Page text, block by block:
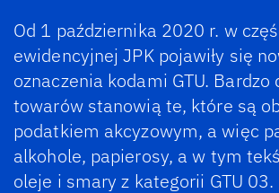
Od 1 października 2020 r. w
ewidencyjnej JPK pojawiły się
oznaczenia kodami GTU. Bardzo
towarów stanowią te, które są
podatkiem akcyzowym, a więc
alkohole, papierosy, a w tym
oleje i smary z kategorii GTU 03.